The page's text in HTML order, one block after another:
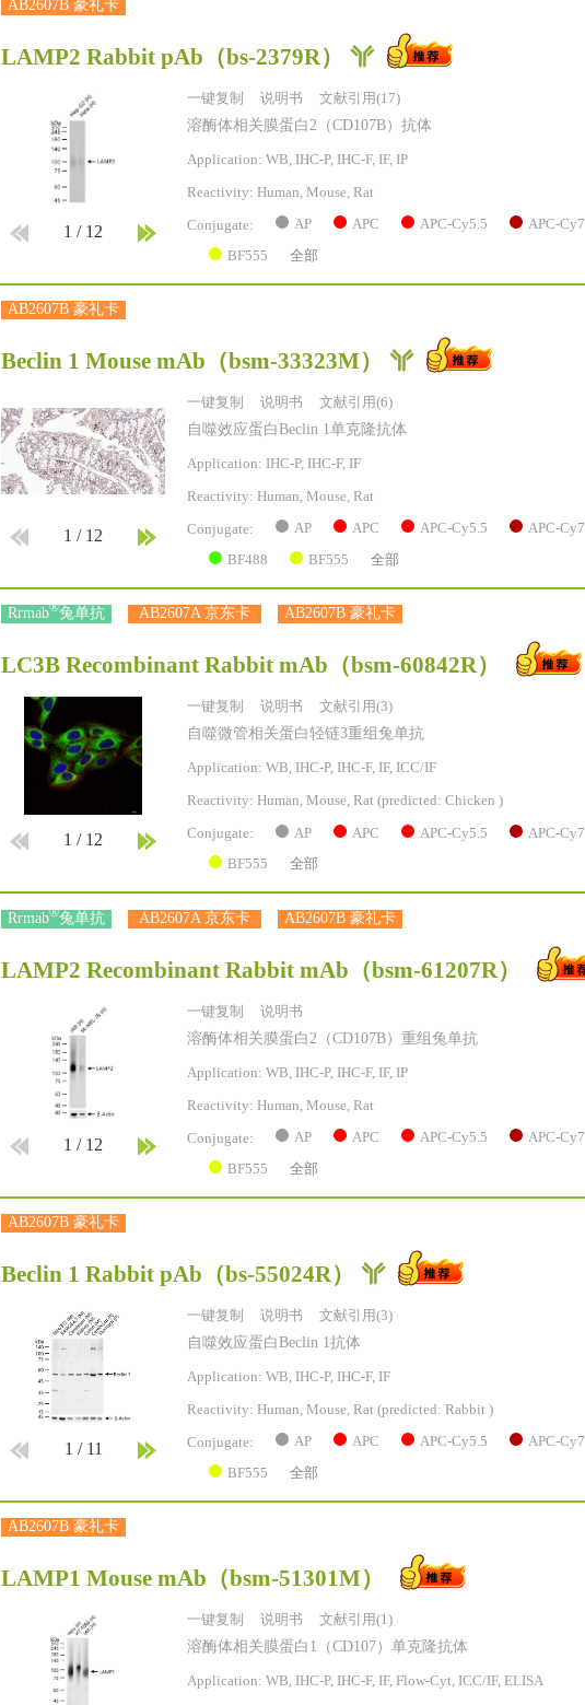
AB2607B 豪礼卡
LAMP2 Rabbit pAb （bs-2379R）
1 / 12
一键复制 说明书 文献引用(17)
溶酶体相关膜蛋白2（CD107B）抗体
Application: WB, IHC-P, IHC-F, IF, IP
Reactivity: Human, Mouse, Rat
Conjugate: AP APC APC-Cy5.5 APC-Cy7
BF555 全部
AB2607B 豪礼卡
Beclin 1 Mouse mAb （bsm-33323M）
1 / 12
一键复制 说明书 文献引用(6)
自噬效应蛋白Beclin 1单克隆抗体
Application: IHC-P, IHC-F, IF
Reactivity: Human, Mouse, Rat
Conjugate: AP APC APC-Cy5.5 APC-Cy7
BF488 BF555 全部
Rrmab®兔单抗 AB2607A 京东卡 AB2607B 豪礼卡
LC3B Recombinant Rabbit mAb （bsm-60842R）
1 / 12
一键复制 说明书 文献引用(3)
自噬微管相关蛋白轻链3重组兔单抗
Application: WB, IHC-P, IHC-F, IF, ICC/IF
Reactivity: Human, Mouse, Rat (predicted: Chicken )
Conjugate: AP APC APC-Cy5.5 APC-Cy7
BF555 全部
Rrmab®兔单抗 AB2607A 京东卡 AB2607B 豪礼卡
LAMP2 Recombinant Rabbit mAb （bsm-61207R）
1 / 12
一键复制 说明书
溶酶体相关膜蛋白2（CD107B）重组兔单抗
Application: WB, IHC-P, IHC-F, IF, IP
Reactivity: Human, Mouse, Rat
Conjugate: AP APC APC-Cy5.5 APC-Cy7
BF555 全部
AB2607B 豪礼卡
Beclin 1 Rabbit pAb （bs-55024R）
1 / 11
一键复制 说明书 文献引用(3)
自噬效应蛋白Beclin 1抗体
Application: WB, IHC-P, IHC-F, IF
Reactivity: Human, Mouse, Rat (predicted: Rabbit )
Conjugate: AP APC APC-Cy5.5 APC-Cy7
BF555 全部
AB2607B 豪礼卡
LAMP1 Mouse mAb （bsm-51301M）
一键复制 说明书 文献引用(1)
溶酶体相关膜蛋白1（CD107）单克隆抗体
Application: WB, IHC-P, IHC-F, IF, Flow-Cyt, ICC/IF, ELISA